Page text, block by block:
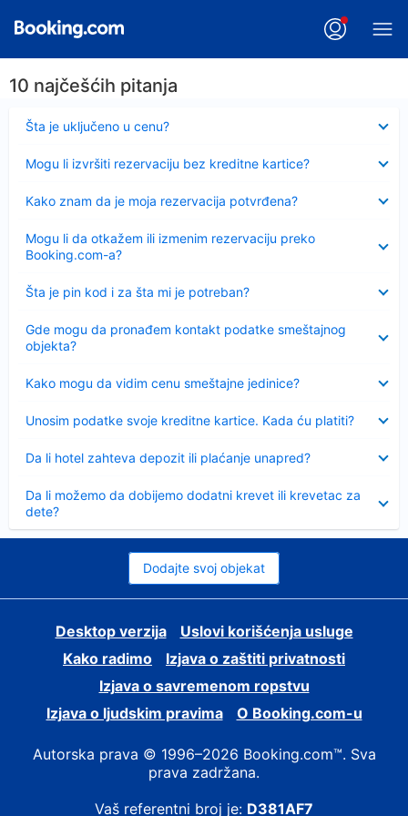
10 najčešćih pitanja
Šta je uključeno u cenu?
Sažeto
Mogu li izvršiti rezervaciju bez kreditne kartice?
Kako znam da je moja rezervacija potvrđena?
Mogu li da otkažem ili izmenim rezervaciju preko
Booking.com-a?
Šta je pin kod i za šta mi je potreban?
Sažeto
Gde mogu da pronađem kontakt podatke smeštajnog
objekta?
Kako mogu da vidim cenu smeštajne jedinice?
Unosim podatke svoje kreditne kartice. Kada ću platiti?
Da li hotel zahteva depozit ili plaćanje unapred?
Da li možemo da dobijemo dodatni krevet ili krevetac za
dete?
Dodajte svoj objekat
Desktop verzija
Uslovi korišćenja usluge
Kako radimo
Izjava o zaštiti privatnosti
Izjava o savremenom ropstvu
Izjava o ljudskim pravima
О Booking.com-u
Autorska prava © 1996–2026 Booking.com™. Sva
prava zadržana.
Vaš referentni broj je: D381AF7